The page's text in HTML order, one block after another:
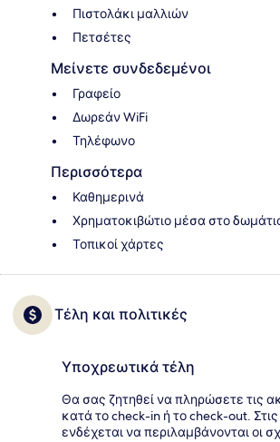
Πιστολάκι μαλλιών
Πετσέτες
Μείνετε συνδεδεμένοι
Γραφείο
Δωρεάν WiFi
Τηλέφωνο
Περισσότερα
Καθημερινά
Χρηματοκιβώτιο μέσα στο
Τοπικοί χάρτες
Τέλη και πολιτικές
Υποχρεωτικά τέλη
Θα σας ζητηθεί να πληρώσετε τις
κατά το check-in ή το check-out.
ενδέχεται να περιλαμβάνονται οι